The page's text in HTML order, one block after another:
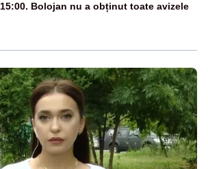
15:00. Bolojan nu a obținut toate avizele